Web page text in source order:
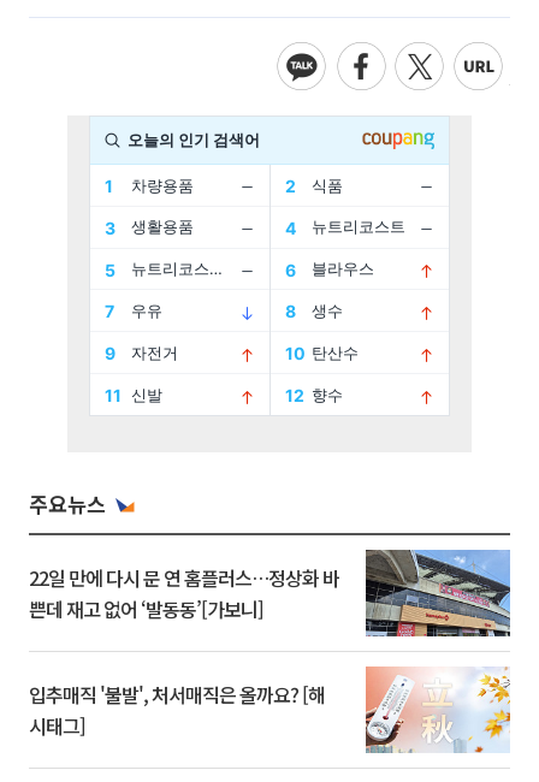
주요뉴스
22일 만에 다시 문 연 홈플러스…정상화 바
쁜데 재고 없어 ‘발동동’[가보니]
입추매직 '불발', 처서매직은 올까요? [해
시태그]